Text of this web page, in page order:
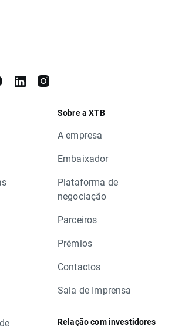
Sobre a XTB
A empresa
Embaixador
Plataforma de
negociação
Parceiros
Prémios
Contactos
Sala de Imprensa
Relação com investidores